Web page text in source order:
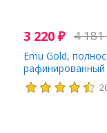
3 220₽ 4 181
Emu Gold,
унции)